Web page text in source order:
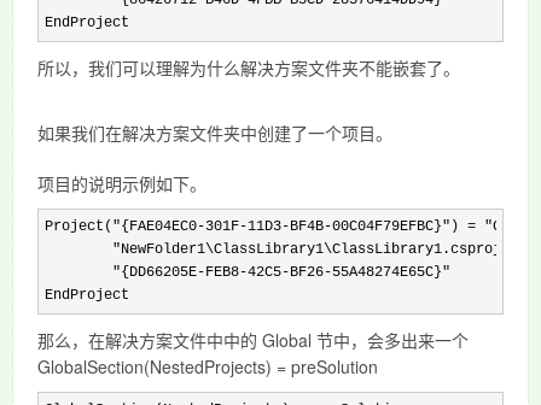
EndProject
所以，我们可以理解为什么解决方案文件夹不能嵌套了。
如果我们在解决方案文件夹中创建了一个项目。
项目的说明示例如下。
Project("{FAE04EC0-301F-11D3-BF4B-00C04F79EFBC}") =
        "NewFolder1\ClassLibrary1\ClassLibrary1.csproj",
        "{DD66205E-FEB8-42C5-BF26-55A48274E65C}"
EndProject
那么，在解决方案文件中中的 Global 节中，会多出来一个
GlobalSection(NestedProjects) = preSolution